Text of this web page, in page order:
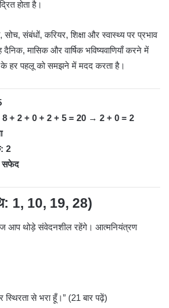
होता है।
संबंधों, करियर, शिक्षा और स्वास्थ्य पर प्रभाव
मासिक और वार्षिक भविष्यवाणियाँ करने में
के हर पहलू को समझने में मदद करता है।
8 + 2 + 0 + 2 + 5 = 20 → 2 + 0 = 2
2
सफेद
1, 10, 19, 28)
आप थोड़े संवेदनशील रहेंगे। आत्मनियंत्रण
स्थिरता से भरा हूँ।” (21 बार पढ़ें)